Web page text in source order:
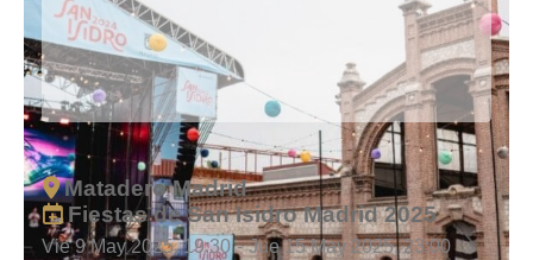
Matadero Madrid
Fiestas de San Isidro Madrid 2025
Vie 9 May 2025, 19:30 - Jue 15 May 2025, 23:00